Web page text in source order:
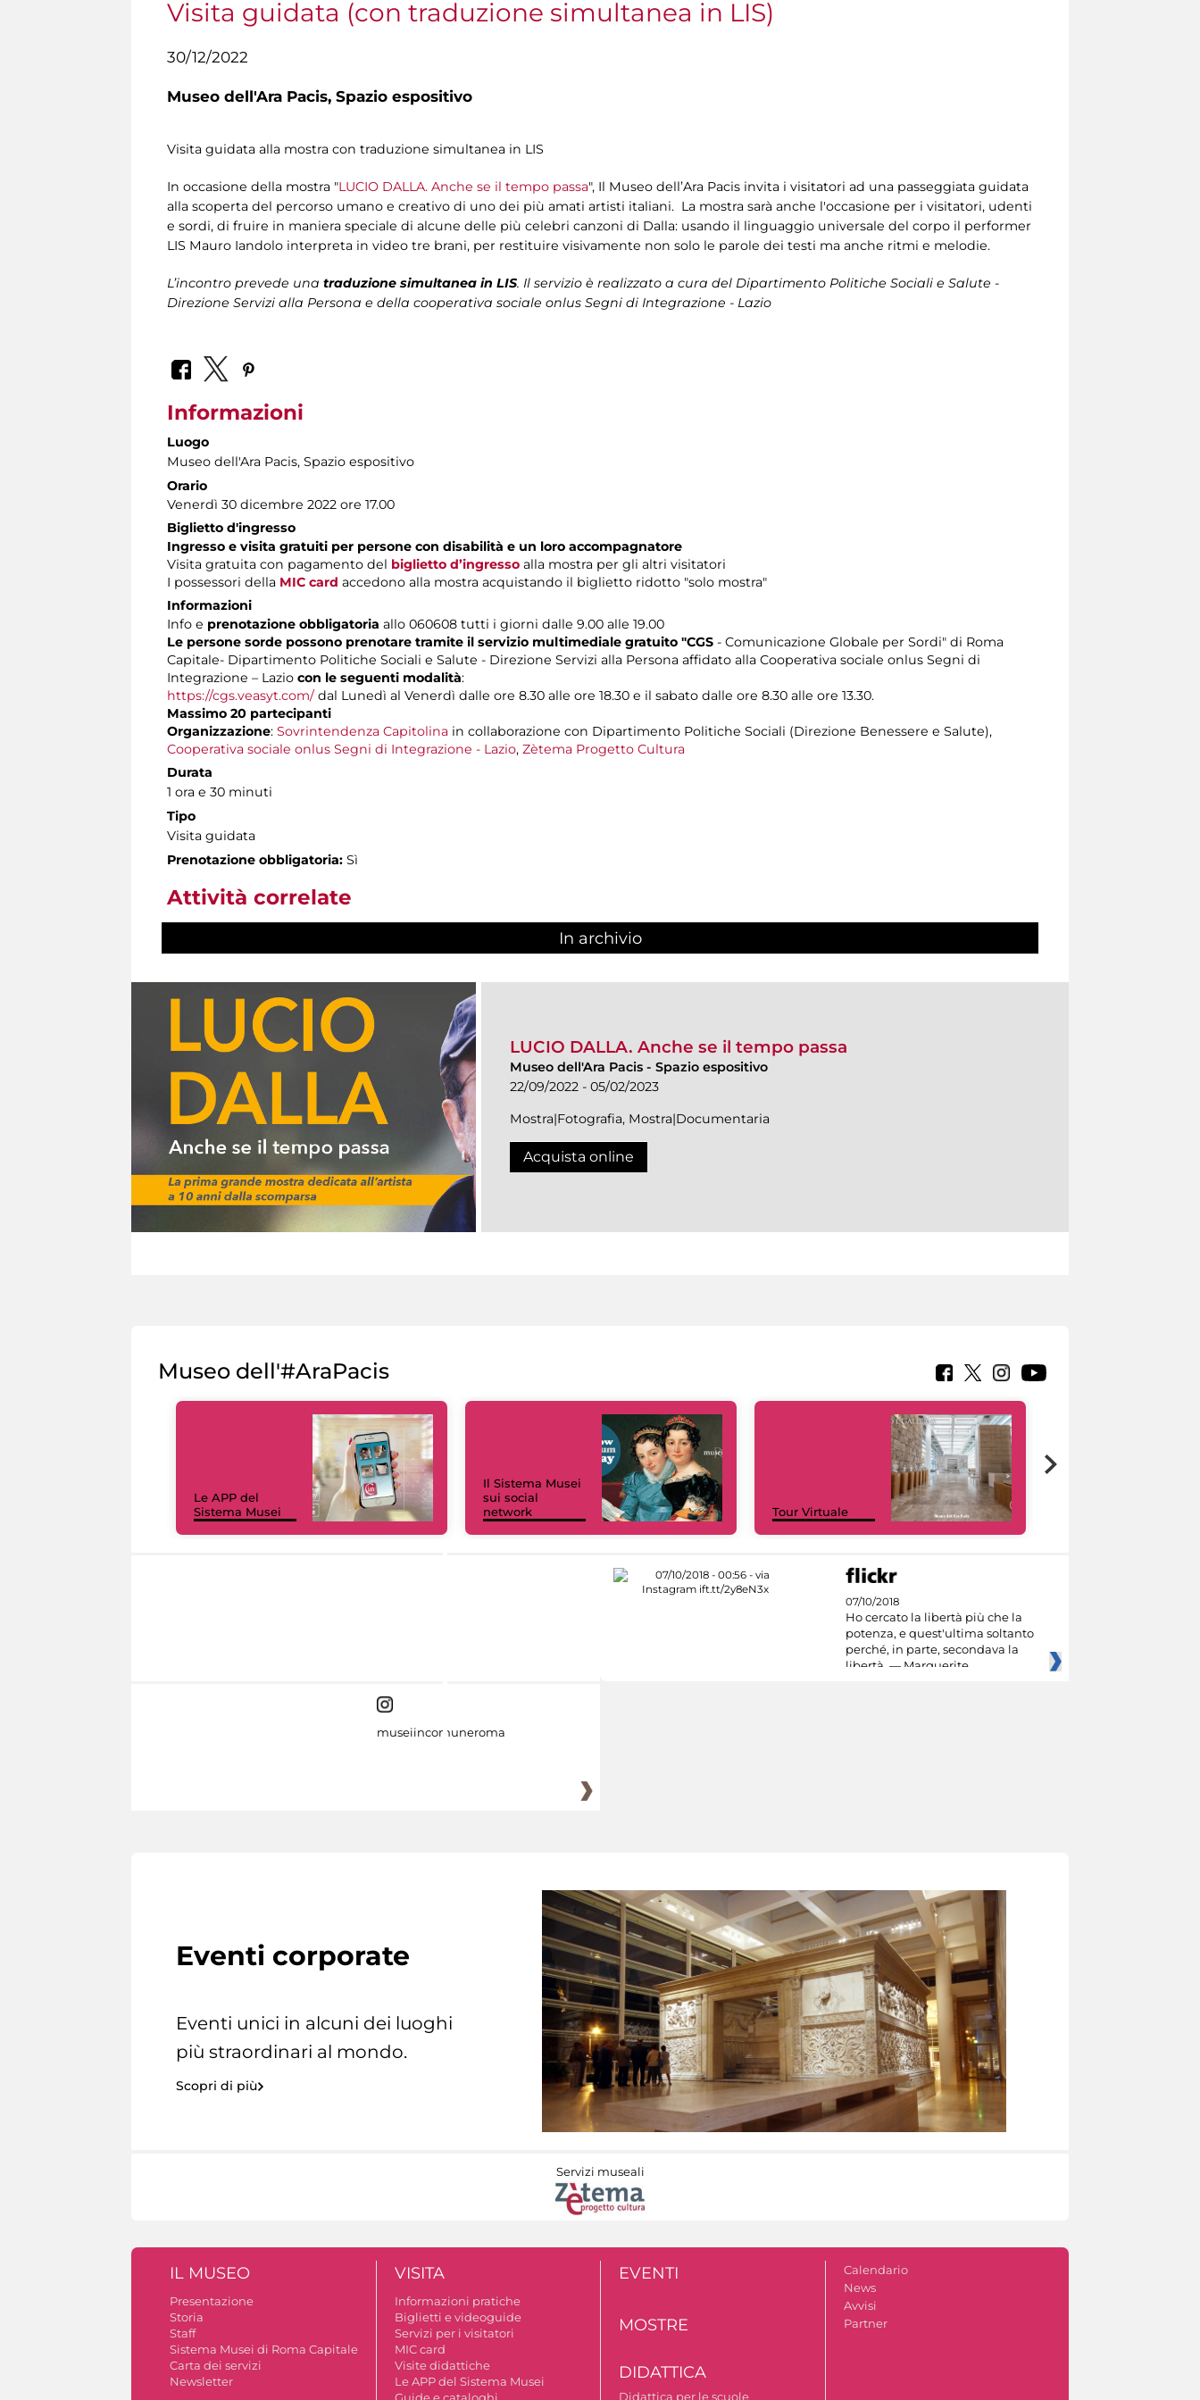
Visita guidata (con traduzione simultanea in LIS)
30/12/2022
Museo dell'Ara Pacis, Spazio espositivo
Visita guidata alla mostra con traduzione simultanea in LIS
In occasione della mostra "LUCIO DALLA. Anche se il tempo passa", Il Museo dell’Ara Pacis invita i visitatori ad una passeggiata guidata
alla scoperta del percorso umano e creativo di uno dei più amati artisti italiani. La mostra sarà anche l'occasione per i visitatori, udenti
e sordi, di fruire in maniera speciale di alcune delle più celebri canzoni di Dalla: usando il linguaggio universale del corpo il performer
LIS Mauro Iandolo interpreta in video tre brani, per restituire visivamente non solo le parole dei testi ma anche ritmi e melodie.
L’incontro prevede una traduzione simultanea in LIS. Il servizio è realizzato a cura del Dipartimento Politiche Sociali e Salute -
Direzione Servizi alla Persona e della cooperativa sociale onlus Segni di Integrazione - Lazio
Informazioni
Luogo
Museo dell'Ara Pacis, Spazio espositivo
Orario
Venerdì 30 dicembre 2022 ore 17.00
Biglietto d'ingresso
Ingresso e visita gratuiti per persone con disabilità e un loro accompagnatore
Visita gratuita con pagamento del biglietto d’ingresso alla mostra per gli altri visitatori
I possessori della MIC card accedono alla mostra acquistando il biglietto ridotto "solo mostra"
Informazioni
Info e prenotazione obbligatoria allo 060608 tutti i giorni dalle 9.00 alle 19.00
Le persone sorde possono prenotare tramite il servizio multimediale gratuito "CGS - Comunicazione Globale per Sordi" di Roma
Capitale- Dipartimento Politiche Sociali e Salute - Direzione Servizi alla Persona affidato alla Cooperativa sociale onlus Segni di
Integrazione – Lazio con le seguenti modalità:
https://cgs.veasyt.com/dal Lunedì al Venerdì dalle ore 8.30 alle ore 18.30 e il sabato dalle ore 8.30 alle ore 13.30.
Massimo 20 partecipanti
Organizzazione: Sovrintendenza Capitolina in collaborazione con Dipartimento Politiche Sociali (Direzione Benessere e Salute),
Cooperativa sociale onlus Segni di Integrazione - Lazio, Zètema Progetto Cultura
Durata
1 ora e 30 minuti
Tipo
Visita guidata
Prenotazione obbligatoria: Sì
Attività correlate
In archivio
LUCIO DALLA. Anche se il tempo passa
Museo dell'Ara Pacis - Spazio espositivo
22/09/2022 - 05/02/2023
Mostra|Fotografia, Mostra|Documentaria
Acquista online
Museo dell'#AraPacis
Le APP del
Sistema Musei
Il Sistema Musei
sui social
network
Tour Virtuale
07/10/2018
Ho cercato la libertà più che la
potenza, e quest'ultima soltanto
perché, in parte, secondava la
libertà. — Marguerite
museiincomuneroma
Eventi corporate
Eventi unici in alcuni dei luoghi
più straordinari al mondo.
Scopri di più
Servizi museali
IL MUSEO
Presentazione
Storia
Staff
Sistema Musei di Roma Capitale
Carta dei servizi
Newsletter
VISITA
Informazioni pratiche
Biglietti e videoguide
Servizi per i visitatori
MIC card
Visite didattiche
Le APP del Sistema Musei
Guide e cataloghi
EVENTI
MOSTRE
DIDATTICA
Didattica per le scuole
Calendario
News
Avvisi
Partner